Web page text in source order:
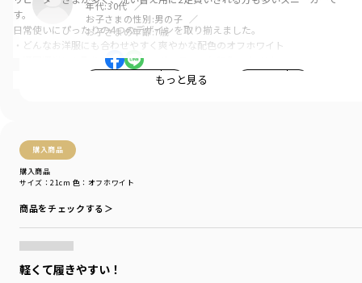
年代:30代
お子さまの性別:男の子
お子さまの年齢:7歳
0
購入商品
購入商品
サイズ：21cm 色：オフホワイト
商品をチェックする＞
軽くて履きやすい！
す。
日常使いにぴったりの4つのデザインを取り揃えました。
・どんなお洋服にも合わせやすく爽やかな配色のオフホワイト
・通園通学にも取り入れやすいスポーティーな印象のネイビー
・優しい色合いがお洋服にも合わせやすくてオシャレな迷彩柄
※20・21cmは一部店舗とWEB限定サイズです。
ブランド ／ branshes
IFME
シーズン
／ アウトレット
カテゴリ
／シューズ・靴>スニーカー
カラー
性別タイプ
／GIRL
BOY
もっと見る